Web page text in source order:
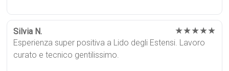
Silvia N. ★★★★★
Esperienza super positiva a Lido degli Estensi. Lavoro
curato e tecnico gentilissimo.